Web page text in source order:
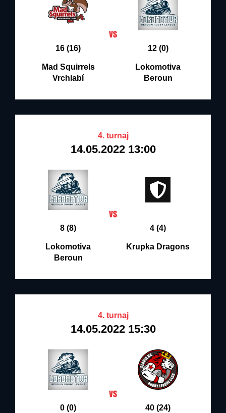
16 (16)
Mad Squirrels
Vrchlabí
12 (0)
Lokomotiva
Beroun
4. turnaj
14.05.2022 13:00
8 (8)
Lokomotiva
Beroun
4 (4)
Krupka Dragons
4. turnaj
14.05.2022 15:30
0 (0) 40 (24)